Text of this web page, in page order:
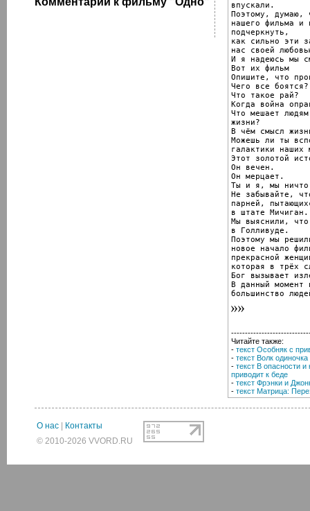
впускали.
Поэтому, думаю,
нашего фильма и
подчеркнуть,
как сильно эти
нас своей
И я надеюсь мы
Вот их фильм
Опишите, что
Чего все боятся?
Что такое рай?
Когда война
Что мешает
жизни?
В чём смысл
Можешь ли ты
галактики
Этот золотой
Он вечен.
Он мерцает.
Ты и я, мы
Не забывайте,
парней,
в штате Мичиган.
Мы выяснили,
в Голливуде.
Поэтому мы
новое начало
прекрасной
которая в трёх
Бог вызывает
В данный момент
большинство
Читайте также:
- текст Особняк с
- текст Волк одиночка
- текст В опасности
приводит к беде
- текст Фрэнки и
- текст Матрица:
О нас
Контакты
© 2010-2026 VVORD.RU